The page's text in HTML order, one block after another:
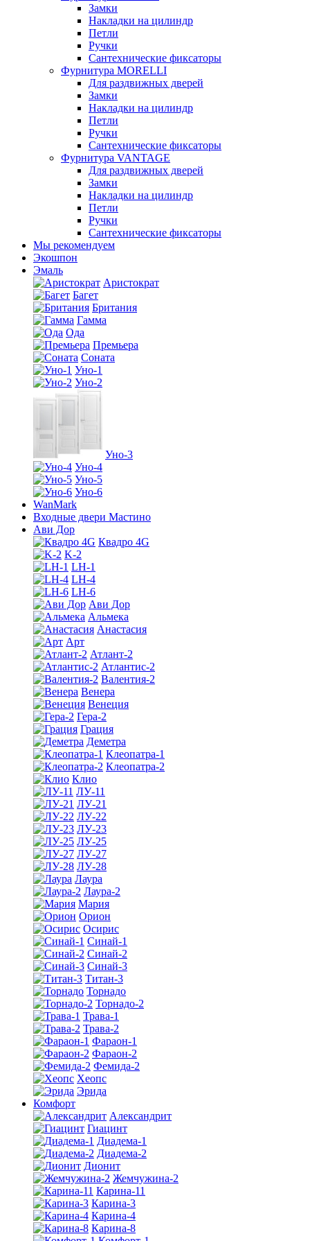
Замки
Накладки на цилиндр
Петли
Ручки
Сантехнические фиксаторы
Фурнитура MORELLI
Для раздвижных дверей
Замки
Накладки на цилиндр
Петли
Ручки
Сантехнические фиксаторы
Фурнитура VANTAGE
Для раздвижных дверей
Замки
Накладки на цилиндр
Петли
Ручки
Сантехнические фиксаторы
Мы рекомендуем
Экошпон
Эмаль
Аристократ
Багет
Британия
Гамма
Ода
Премьера
Соната
Уно-1
Уно-2
Уно-3
Уно-4
Уно-5
Уно-6
WanMark
Входные двери Мастино
Ави Дор
Квадро 4G
K-2
LH-1
LH-4
LH-6
Ави Дор
Альмека
Анастасия
Арт
Атлант-2
Атлантис-2
Валентия-2
Венера
Венеция
Гера-2
Грация
Деметра
Клеопатра-1
Клеопатра-2
Клио
ЛУ-11
ЛУ-21
ЛУ-22
ЛУ-23
ЛУ-25
ЛУ-27
ЛУ-28
Лаура
Лаура-2
Мария
Орион
Осирис
Синай-1
Синай-2
Синай-3
Титан-3
Торнадо
Торнадо-2
Трава-1
Трава-2
Фараон-1
Фараон-2
Фемида-2
Хеопс
Эрида
Комфорт
Алекcандрит
Гиацинт
Диадема-1
Диадема-2
Дионит
Жемчужина-2
Карина-11
Карина-3
Карина-4
Карина-8